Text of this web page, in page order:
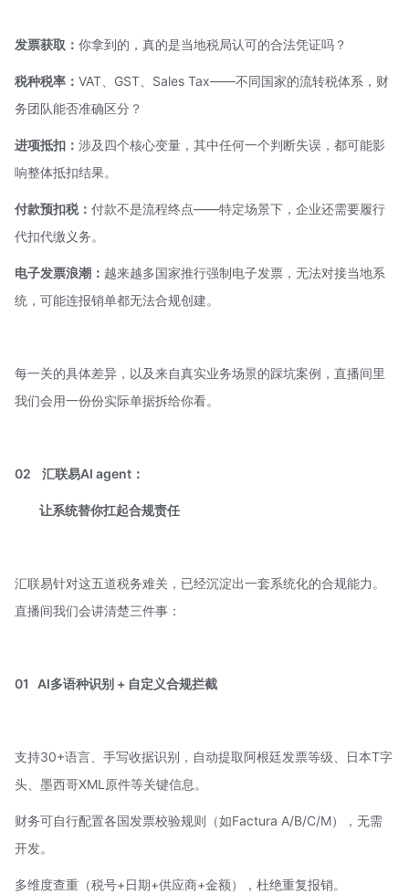
发票获取： 你拿到的，真的是当地税局认可的合法凭证吗？
税种税率： VAT、GST、Sales Tax——不同国家的流转税体系，财
务团队能否准确区分？
进项抵扣： 涉及四个核心变量，其中任何一个判断失误，都可能影
响整体抵扣结果。
付款预扣税： 付款不是流程终点——特定场景下，企业还需要履行
代扣代缴义务。
电子发票浪潮： 越来越多国家推行强制电子发票，无法对接当地系
统，可能连报销单都无法合规创建。
每一关的具体差异，以及来自真实业务场景的踩坑案例，直播间里
我们会用一份份实际单据拆给你看。
02 汇联易AI agent ：
让系统替你扛起合规责任
汇联易针对这五道税务难关，已经沉淀出一套系统化的合规能力。
直播间我们会讲清楚三件事：
01 AI多语种识别 + 自定义合规拦截
支持30+语言、手写收据识别，自动提取阿根廷发票等级、日本T字
头、墨西哥XML原件等关键信息。
财务可自行配置各国发票校验规则（如Factura A/B/C/M），无需
开发。
多维度查重（税号+日期+供应商+金额），杜绝重复报销。